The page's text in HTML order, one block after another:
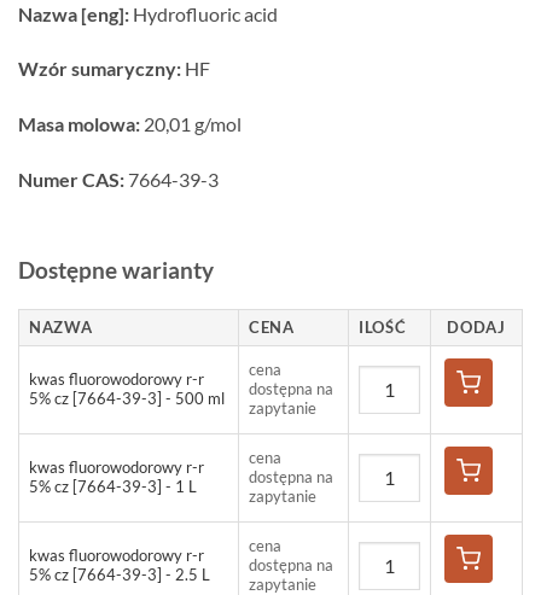
Nazwa [eng]: Hydrofluoric acid
Wzór sumaryczny: HF
Masa molowa: 20,01 g/mol
Numer CAS: 7664-39-3
Dostępne warianty
NAZWA CENA ILOŚĆ DODAJ
kwas fluorowodorowy r-r
5% cz [7664-39-3] - 500 ml
cena
dostępna na
zapytanie
kwas fluorowodorowy r-r
5% cz [7664-39-3] - 1 L
cena
dostępna na
zapytanie
kwas fluorowodorowy r-r
5% cz [7664-39-3] - 2.5 L
cena
dostępna na
zapytanie